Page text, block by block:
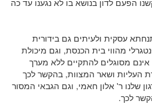
עסקית ולעיתים גם בידורית
מהווי בית הכנסת, וגם מיכולת
אינם מסוגלים להתקיים ללא מערך
העליות ושאר המצוות, בהקשר לכך
שלנו ר' אלון חאמי, וגם הגבאי המסור
לכך.